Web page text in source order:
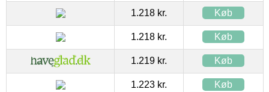
1.218 kr. Køb
1.218 kr. Køb
1.219 kr. Køb
1.223 kr. Køb